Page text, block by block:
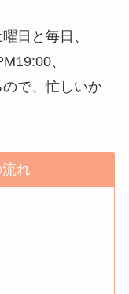
日と毎日、
、
で、忙しいか
れ